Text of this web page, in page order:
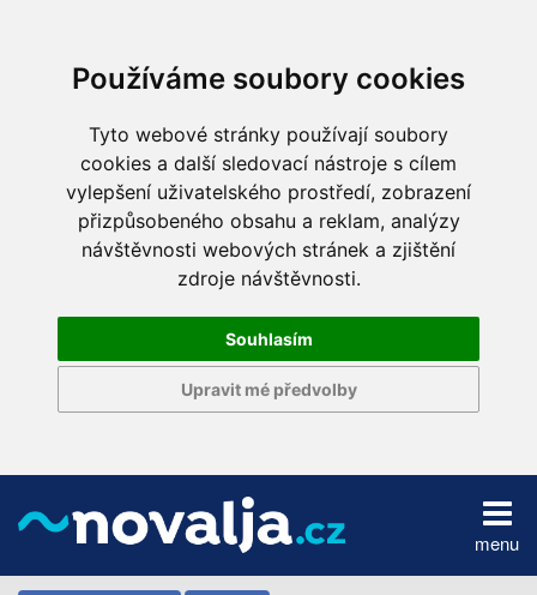
Používáme soubory cookies
Tyto webové stránky používají soubory
cookies a další sledovací nástroje s cílem
vylepšení uživatelského prostředí, zobrazení
přizpůsobeného obsahu a reklam, analýzy
návštěvnosti webových stránek a zjištění
zdroje návštěvnosti.
Souhlasím
Upravit mé předvolby
menu